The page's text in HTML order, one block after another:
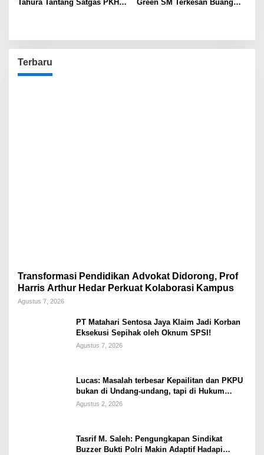
Tahura Tantang Satgas PKH,
Green SM Terkesan Buang
Terbaru
Transformasi Pendidikan Advokat Didorong, Prof
Harris Arthur Hedar Perkuat Kolaborasi Kampus
Agustus 7, 2026
PT Matahari Sentosa Jaya Klaim Jadi Korban
Eksekusi Sepihak oleh Oknum SPSI!
Agustus 7, 2026
Lucas: Masalah terbesar Kepailitan dan PKPU
bukan di Undang-undang, tapi di Hukum
Acara!!!
Agustus 2, 2026
Tasrif M. Saleh: Pengungkapan Sindikat
Buzzer Bukti Polri Makin Adaptif Hadapi